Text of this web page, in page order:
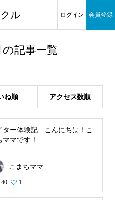
ル ログイン 会員登録
の記事一覧
ね順 アクセス数順
ター体験記 こんにちは！こ
ママです！
こまちママ
1